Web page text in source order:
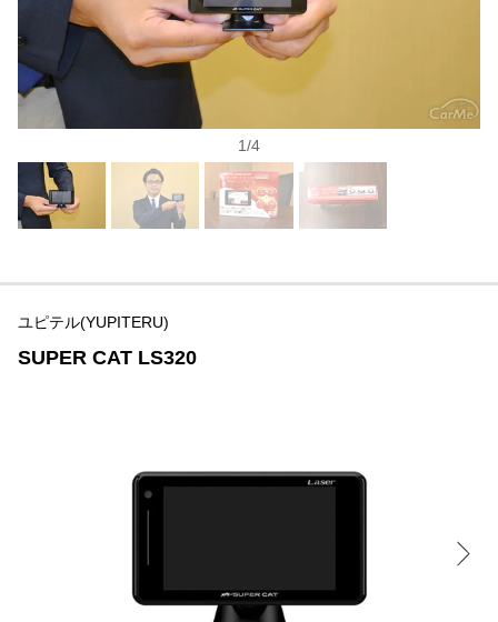
1/4
ユピテル(YUPITERU)
SUPER CAT LS320